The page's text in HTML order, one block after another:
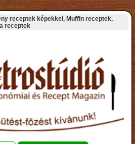
receptek képekkel, Muffin receptek,
receptek